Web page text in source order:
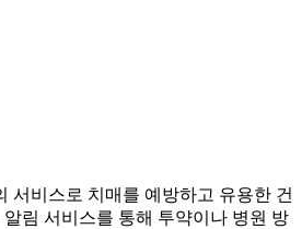
서비스로 치매를 예방하고 유용한 건
림 서비스를 통해 투약이나 병원 방